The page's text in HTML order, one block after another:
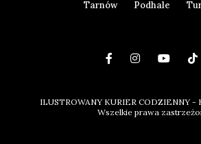
Tarnów Podhale
ILUSTROWANY KURIER CODZIENNY -
Wszelkie prawa